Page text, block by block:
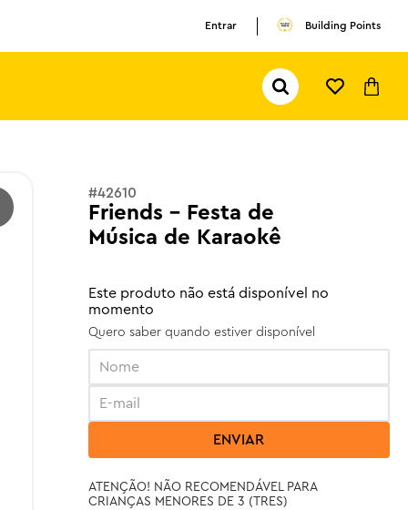
Entrar Building Points
Pesquisar...
#42610
Friends - Festa de
Música de Karaokê
Este produto não está disponível no
momento
Quero saber quando estiver disponível
ENVIAR
ATENÇÃO! NÃO RECOMENDÁVEL PARA
CRIANÇAS MENORES DE 3 (TRES)
pokemon
ferrari